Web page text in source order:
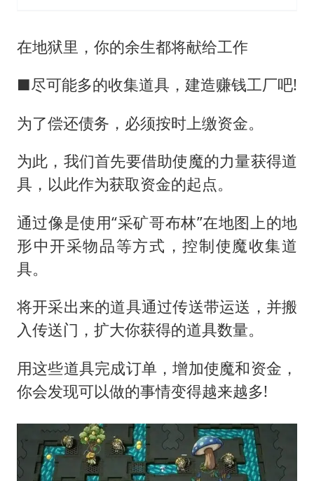
在地狱里，你的余生都将献给工作
■尽可能多的收集道具，建造赚钱工厂吧!
为了偿还债务，必须按时上缴资金。
为此，我们首先要借助使魔的力量获得道
具，以此作为获取资金的起点。
通过像是使用“采矿哥布林”在地图上的地
形中开采物品等方式，控制使魔收集道
具。
将开采出来的道具通过传送带运送，并搬
入传送门，扩大你获得的道具数量。
用这些道具完成订单，增加使魔和资金，
你会发现可以做的事情变得越来越多!